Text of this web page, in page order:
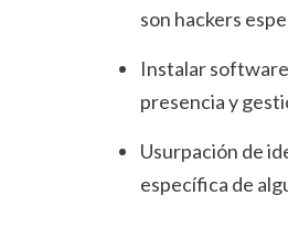
son hackers
Instalar software
presencia y
Usurpación de
específica de